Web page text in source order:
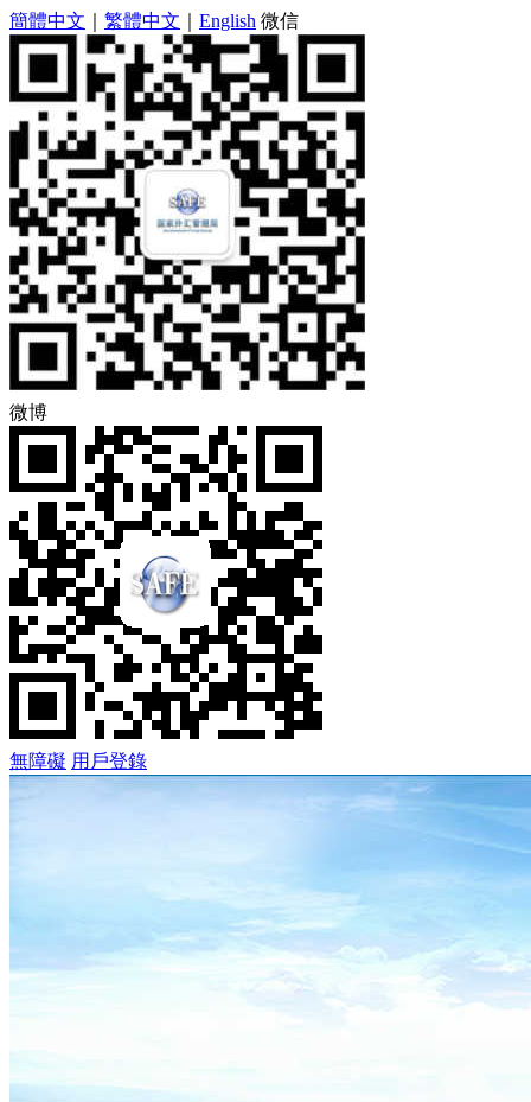
簡體中文 繁體中文 English 微信
微博
無障礙 用戶登錄